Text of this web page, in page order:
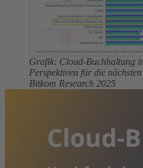
Grafik: Cloud-Buchhaltung
Perspektiven für die
Bitkom Research 2025